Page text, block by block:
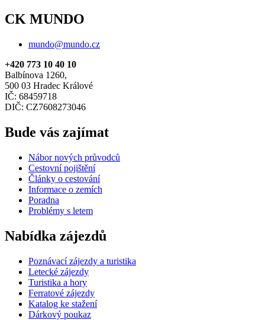
CK MUNDO
mundo@mundo.cz
+420 773 10 40 10
Balbínova 1260,
500 03 Hradec Králové
IČ: 68459718
DIČ: CZ7608273046
Bude vás zajímat
Nábor nových průvodců
Cestovní pojištění
Články o cestování
Informace o zemích
Poradna
Problémy s letem
Nabídka zájezdů
Poznávací zájezdy a turistika
Letecké zájezdy
Turistika a hory
Ferratové zájezdy
Katalog ke stažení
Dárkový poukaz